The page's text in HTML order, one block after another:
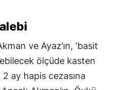
ve Ayaz’ın, ‘basit
ölçüde kasten
2 ay hapis cezasına